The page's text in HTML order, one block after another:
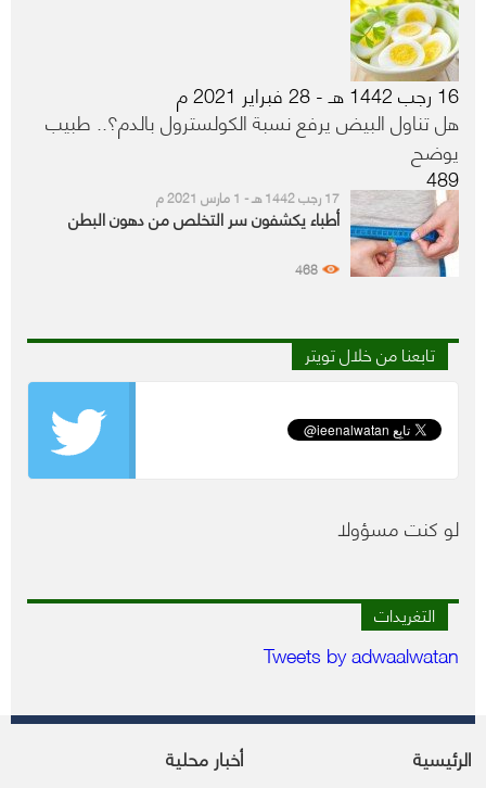
16 رجب 1442 هـ - 28 فبراير 2021 م
هل تناول البيض يرفع نسبة الكولسترول بالدم؟.. طبيب
يوضح
489
17 رجب 1442 هـ - 1 مارس 2021 م
أطباء يكشفون سر التخلص من دهون البطن
468
تابعنا من خلال تويتر
لو كنت مسؤولا
التغريدات
Tweets by adwaalwatan
الرئيسية
أخبار محلية